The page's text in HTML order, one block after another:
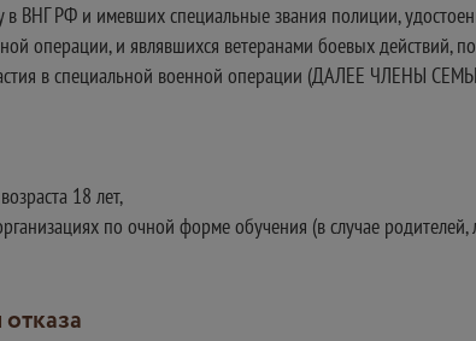
ВНГ РФ и имевших специальные звания полиции,
операции, и являвшихся ветеранами боевых действий,
в специальной военной операции (ДАЛЕЕ ЧЛЕНЫ
18 лет,
по очной форме обучения (в случае родителей,